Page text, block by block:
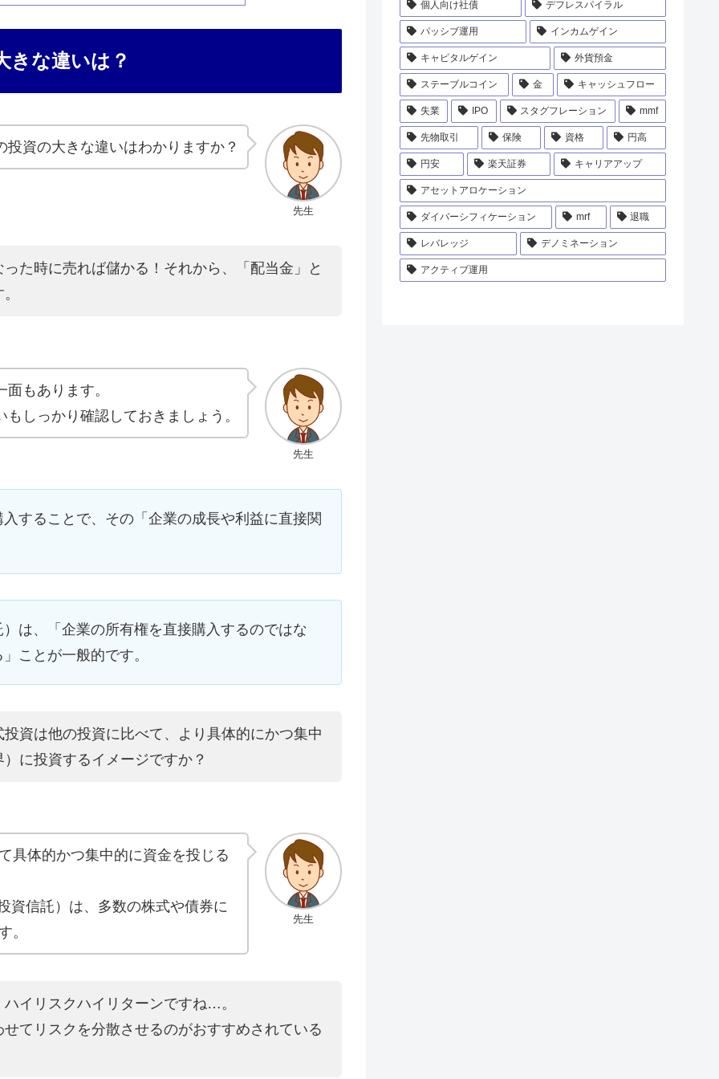
きな違いは？
先生
資の大きな違いはわかりますか？
た時に売れば儲かる！それから、「配当金」と
先生
もあります。
もしっかり確認しておきましょう。
することで、その「企業の成長や利益に直接関
は、「企業の所有権を直接購入するのではな
ことが一般的です。
資は他の投資に比べて、より具体的にかつ集中
に投資するイメージですか？
先生
具体的かつ集中的に資金を投じる
資信託）は、多数の株式や債券に
。
イリスクハイリターンですね…。
てリスクを分散させるのがおすすめされている
個人向け社債 デフレスパイラル
パッシブ運用 インカムゲイン
キャピタルゲイン 外貨預金
ステーブルコイン 金 キャッシュフロー
失業 IPO スタグフレーション mmf
先物取引 保険 資格 円高
円安 楽天証券 キャリアアップ
アセットアロケーション
ダイバーシフィケーション mrf 退職
レバレッジ デノミネーション
アクティブ運用